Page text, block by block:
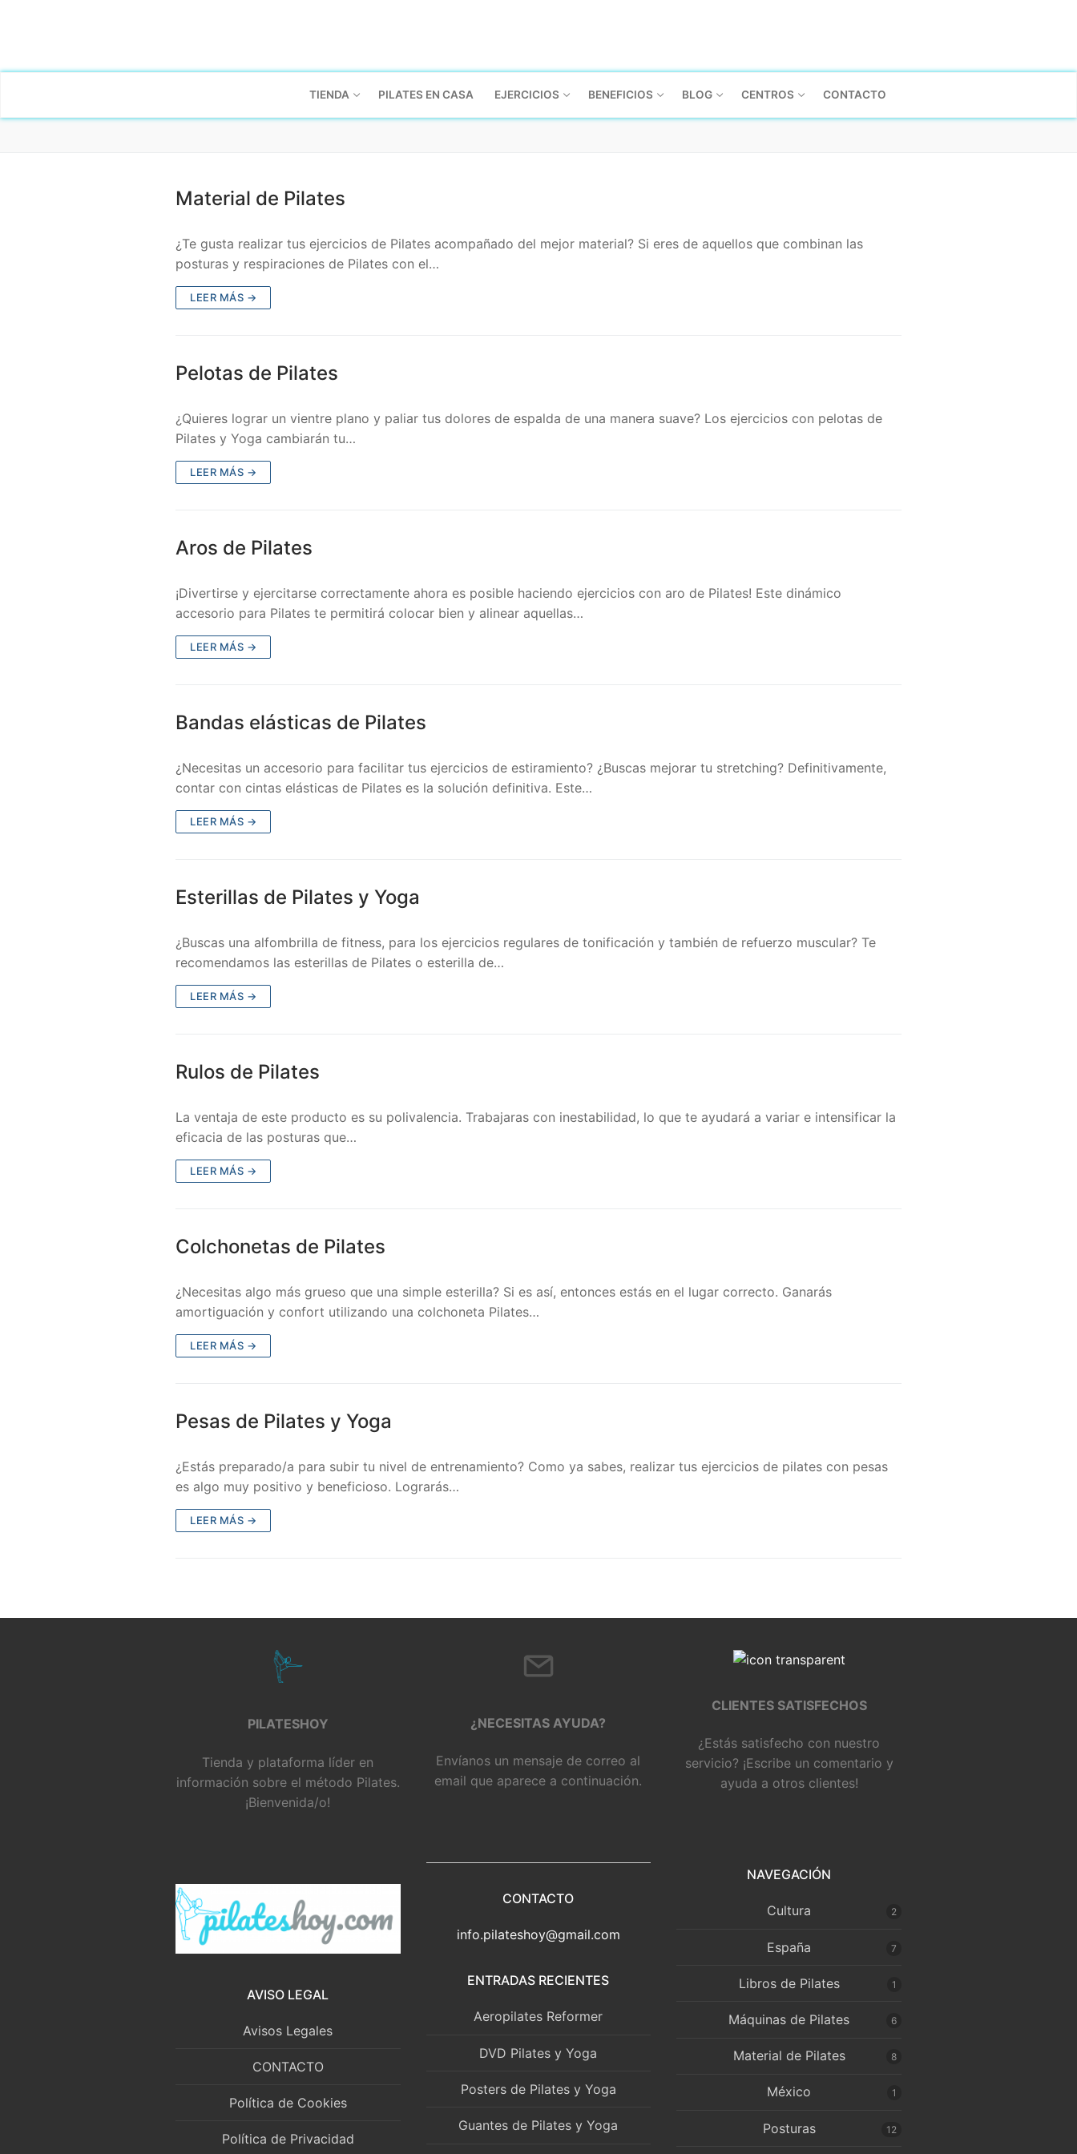
TIENDA PILATES EN CASA EJERCICIOS BENEFICIOS BLOG CENTROS CONTACTO
Material de Pilates
¿Te gusta realizar tus ejercicios de Pilates acompañado del mejor material? Si eres de aquellos que combinan las
posturas y respiraciones de Pilates con el…
LEER MÁS →
Pelotas de Pilates
¿Quieres lograr un vientre plano y paliar tus dolores de espalda de una manera suave? Los ejercicios con pelotas de
Pilates y Yoga cambiarán tu…
LEER MÁS →
Aros de Pilates
¡Divertirse y ejercitarse correctamente ahora es posible haciendo ejercicios con aro de Pilates! Este dinámico
accesorio para Pilates te permitirá colocar bien y alinear aquellas…
LEER MÁS →
Bandas elásticas de Pilates
¿Necesitas un accesorio para facilitar tus ejercicios de estiramiento? ¿Buscas mejorar tu stretching? Definitivamente,
contar con cintas elásticas de Pilates es la solución definitiva. Este…
LEER MÁS →
Esterillas de Pilates y Yoga
¿Buscas una alfombrilla de fitness, para los ejercicios regulares de tonificación y también de refuerzo muscular? Te
recomendamos las esterillas de Pilates o esterilla de…
LEER MÁS →
Rulos de Pilates
La ventaja de este producto es su polivalencia. Trabajaras con inestabilidad, lo que te ayudará a variar e intensificar la
eficacia de las posturas que…
LEER MÁS →
Colchonetas de Pilates
¿Necesitas algo más grueso que una simple esterilla? Si es así, entonces estás en el lugar correcto. Ganarás
amortiguación y confort utilizando una colchoneta Pilates…
LEER MÁS →
Pesas de Pilates y Yoga
¿Estás preparado/a para subir tu nivel de entrenamiento? Como ya sabes, realizar tus ejercicios de pilates con pesas
es algo muy positivo y beneficioso. Lograrás…
LEER MÁS →
PILATESHOY
Tienda y plataforma líder en
información sobre el método Pilates.
¡Bienvenida/o!
AVISO LEGAL
Avisos Legales
CONTACTO
Política de Cookies
Política de Privacidad
¿NECESITAS AYUDA?
Envíanos un mensaje de correo al
email que aparece a continuación.
CONTACTO
info.pilateshoy@gmail.com
ENTRADAS RECIENTES
Aeropilates Reformer
DVD Pilates y Yoga
Posters de Pilates y Yoga
Guantes de Pilates y Yoga
CLIENTES SATISFECHOS
¿Estás satisfecho con nuestro
servicio? ¡Escribe un comentario y
ayuda a otros clientes!
NAVEGACIÓN
Cultura 2
España 7
Libros de Pilates 1
Máquinas de Pilates 6
Material de Pilates 8
México 1
Posturas 12